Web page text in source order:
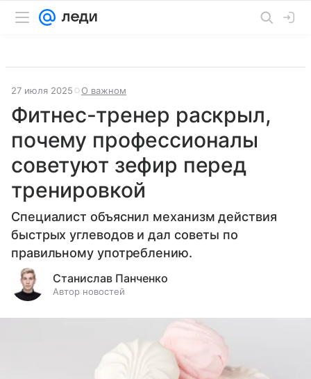
27 июля 2025 О важном
Фитнес-тренер раскрыл,
почему профессионалы
советуют зефир перед
тренировкой
Специалист объяснил механизм действия
быстрых углеводов и дал советы по
правильному употреблению.
Станислав Панченко
Автор новостей